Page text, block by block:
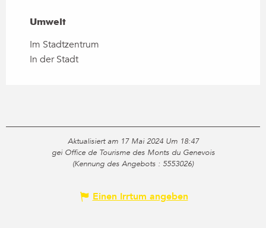
Umwelt
Umwelt
Im Stadtzentrum
In der Stadt
Aktualisiert am 17 Mai 2024 Um 18:47
gei Office de Tourisme des Monts du Genevois
(Kennung des Angebots : 5553026)
Einen Irrtum angeben